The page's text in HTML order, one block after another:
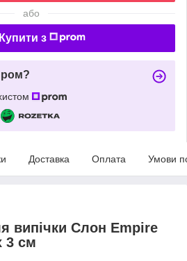
або
Купити з
Доставка Оплата Умови
випічки Слон Empire
3 см